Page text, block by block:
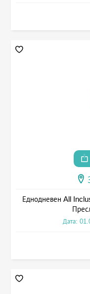
Еднодневен All
Дата: